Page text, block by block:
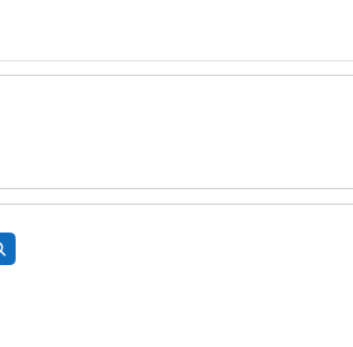
corsi
corsi